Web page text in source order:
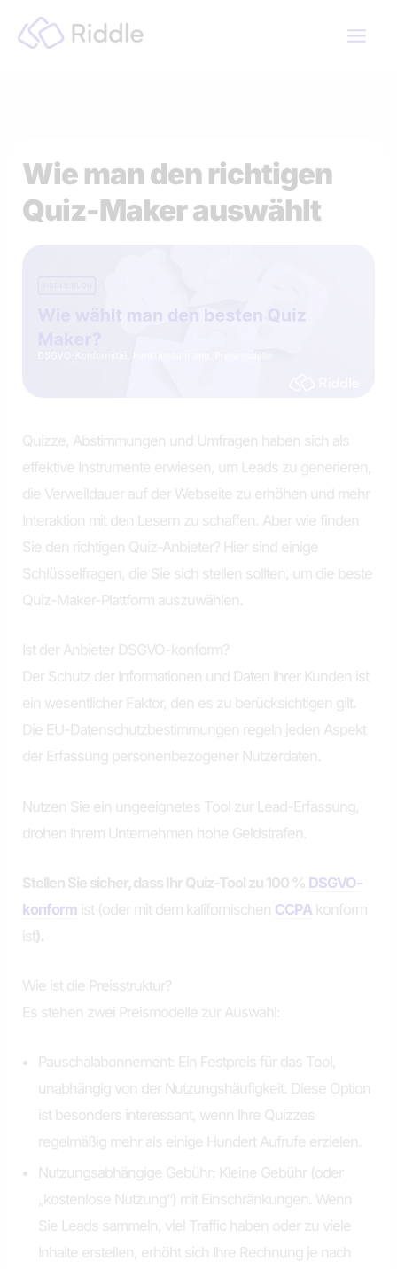
Inhalt
Wie man den richtigen
Quiz-Maker auswählt
Quizze, Abstimmungen und Umfragen haben sich als
effektive Instrumente erwiesen, um Leads zu generieren,
die Verweildauer auf der Webseite zu erhöhen und mehr
Interaktion mit den Lesern zu schaffen. Aber wie finden
Sie den richtigen Quiz-Anbieter? Hier sind einige
Schlüsselfragen, die Sie sich stellen sollten, um die beste
Quiz-Maker-Plattform auszuwählen.
Ist der Anbieter DSGVO-konform?
Der Schutz der Informationen und Daten Ihrer Kunden ist
ein wesentlicher Faktor, den es zu berücksichtigen gilt.
Die EU-Datenschutzbestimmungen regeln jeden Aspekt
der Erfassung personenbezogener Nutzerdaten.
Nutzen Sie ein ungeeignetes Tool zur Lead-Erfassung,
drohen Ihrem Unternehmen hohe Geldstrafen.
Stellen Sie sicher, dass Ihr Quiz-Tool zu 100 % DSGVO-
konform ist (oder mit dem kalifornischen CCPA konform
ist).
Wie ist die Preisstruktur?
Es stehen zwei Preismodelle zur Auswahl:
Pauschalabonnement: Ein Festpreis für das Tool,
unabhängig von der Nutzungshäufigkeit. Diese Option
ist besonders interessant, wenn Ihre Quizzes
regelmäßig mehr als einige Hundert Aufrufe erzielen.
Nutzungsabhängige Gebühr: Kleine Gebühr (oder
„kostenlose Nutzung“) mit Einschränkungen. Wenn
Sie Leads sammeln, viel Traffic haben oder zu viele
Inhalte erstellen, erhöht sich Ihre Rechnung je nach